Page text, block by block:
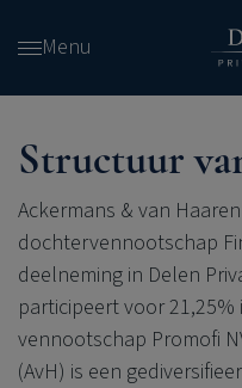
en
inhoud
gaan
Menu
Structuur
Ackermans & van
dochtervennootschap
deelneming in Delen
participeert voor 21,25%
vennootschap Promofi
(AvH) is een